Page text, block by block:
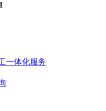
一体化服务